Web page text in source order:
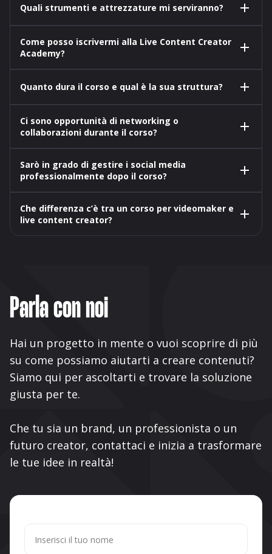
Quali strumenti e attrezzature mi serviranno?
Come posso iscrivermi alla Live Content Creator
Academy?
Quanto dura il corso e qual è la sua struttura?
Ci sono opportunità di networking o
collaborazioni durante il corso?
Sarò in grado di gestire i social media
professionalmente dopo il corso?
Che differenza c’è tra un corso per videomaker e
live content creator?
Parla con noi
Hai un progetto in mente o vuoi scoprire di più
su come possiamo aiutarti a creare contenuti?
Siamo qui per ascoltarti e trovare la soluzione
giusta per te.
Che tu sia un brand, un professionista o un
futuro creator, contattaci e inizia a trasformare
le tue idee in realtà!